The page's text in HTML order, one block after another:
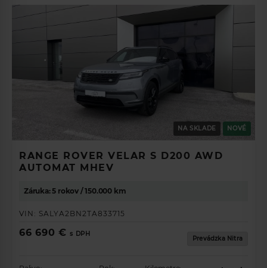
NA SKLADE NOVÉ
RANGE ROVER VELAR S D200 AWD
AUTOMAT MHEV
Záruka: 5 rokov / 150.000 km
VIN: SALYA2BN2TA833715
66 690 € s DPH
Prevádzka Nitra